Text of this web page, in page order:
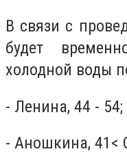
В связи с
будет
холодной воды
- Ленина, 44 - 54;
- Аношкина, 41<